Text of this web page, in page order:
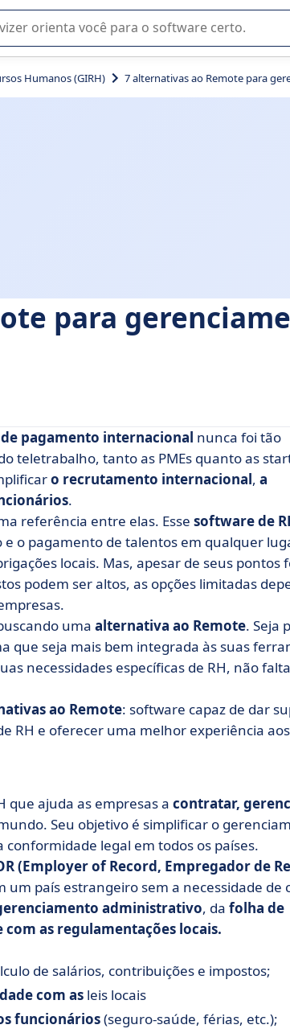
na seleção de software SaaS para sua empresa.
Humanos (GIRH) 7 alternativas ao Remote para
para
ao Remote
para você?
o software de RH certo
pagamento internacional nunca foi tão
teletrabalho, tanto as PMEs quanto as
o recrutamento internacional, a
.
referência entre elas. Esse software de
o pagamento de talentos em qualquer
locais. Mas, apesar de seus pontos
podem ser altos, as opções limitadas
uma alternativa ao Remote. Seja
que seja mais bem integrada às suas
necessidades específicas de RH, não
ao Remote: software capaz de dar
RH e oferecer uma melhor experiência aos
que ajuda as empresas a contratar,
Seu objetivo é simplificar o
legal em todos os países.
(Employer of Record, Empregador de
país estrangeiro sem a necessidade de
administrativo, da folha de
as regulamentações locais.
de salários, contribuições e impostos;
com as leis locais
funcionários(seguro-saúde, férias, etc.);